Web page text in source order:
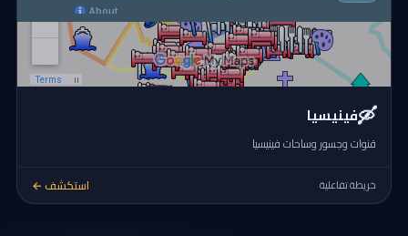
🛶فينيسيا
قنوات وجسور وساحات فينيسيا
خريطة تفاعلية استكشف ←